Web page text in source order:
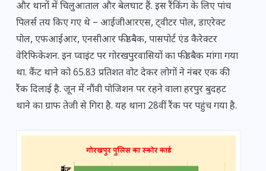
और थानों में चिलुआताल और बेलघाट हैं. इस रैंकिंग के लिए पांच
पिलर्स तय किए गए थे – आईजीआरएस, ट्वीटर पोल, डाएरेक्ट
पोल, एफआईआर, एनसीआर फीडबैक, पासपोर्ट एंड कैरेक्टर
वेरिफिकेशन. इन ​प्वाइंट पर गोरखपुरवासियों का फीडबैक मांगा गया
था. कैंट थाने को 65.83 प्रतिशत वोट देकर लोगों ने नंबर एक की
रैंक दिलाई है. जून में नौंवी पोजिशन पर रहने वाला हरपुर बुदहट
थाने का ग्राफ तेजी से गिरा है. यह थाना 28वीं रैंक पर पहुंच गया है.